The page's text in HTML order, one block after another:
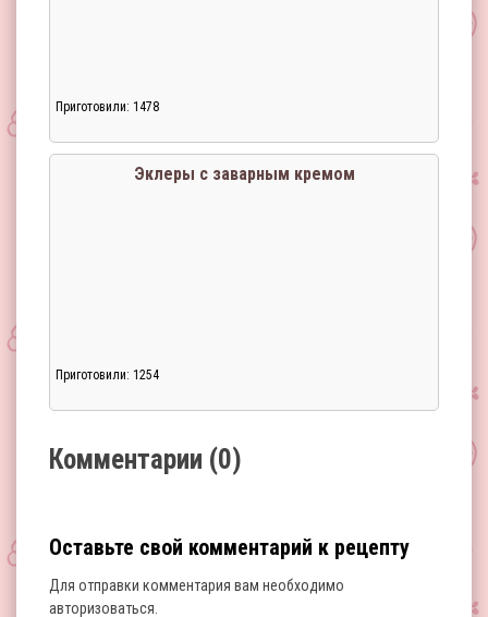
Приготовили: 1478
Эклеры с заварным кремом
Приготовили: 1254
Комментарии (0)
Оставьте свой комментарий к рецепту
Для отправки комментария вам необходимо
авторизоваться